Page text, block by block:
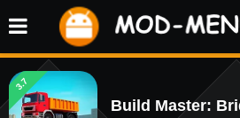
3.7
Build Master: